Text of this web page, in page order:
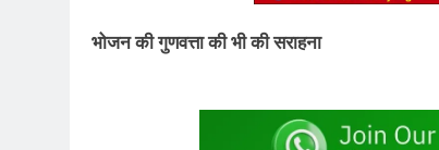
भोजन की गुणवत्ता की भी की सराहना